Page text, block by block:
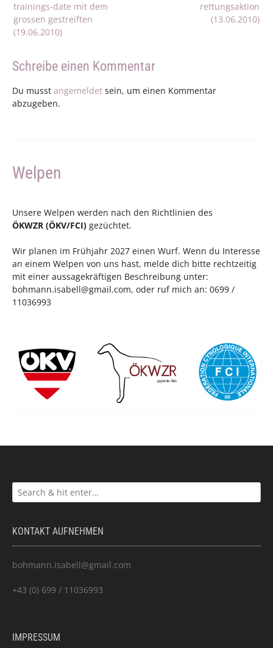
rettungsaktion
(13.06.2010)
trainings-date mit dem
grossen gestreiften
(19.06.2010)
Schreibe einen Kommentar
Du musst angemeldet sein, um einen Kommentar
abzugeben.
Welpen
Unsere Welpen werden nach den Richtlinien des
ÖKWZR (ÖKV/FCI) gezüchtet.
Wir planen im Frühjahr 2027 einen Wurf. Wenn du Interesse
an einem Welpen von uns hast, melde dich bitte rechtzeitig
mit einer aussagekräftigen Beschreibung unter:
bohmann.isabell@gmail.com, oder ruf mich an: 0699 /
11036993
KONTAKT AUFNEHMEN
bohmann.isabell@gmail.com
+43 (0) 699 / 11036993
IMPRESSUM